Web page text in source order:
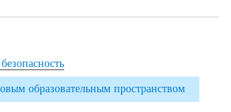
образовательным пространством